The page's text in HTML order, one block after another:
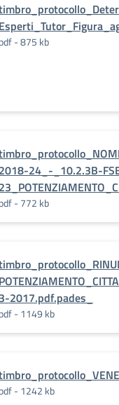
- 875 kb
24_-_10.2.3B-
- 772 kb
2017.pdf.pades_
- 1149 kb
- 1242 kb